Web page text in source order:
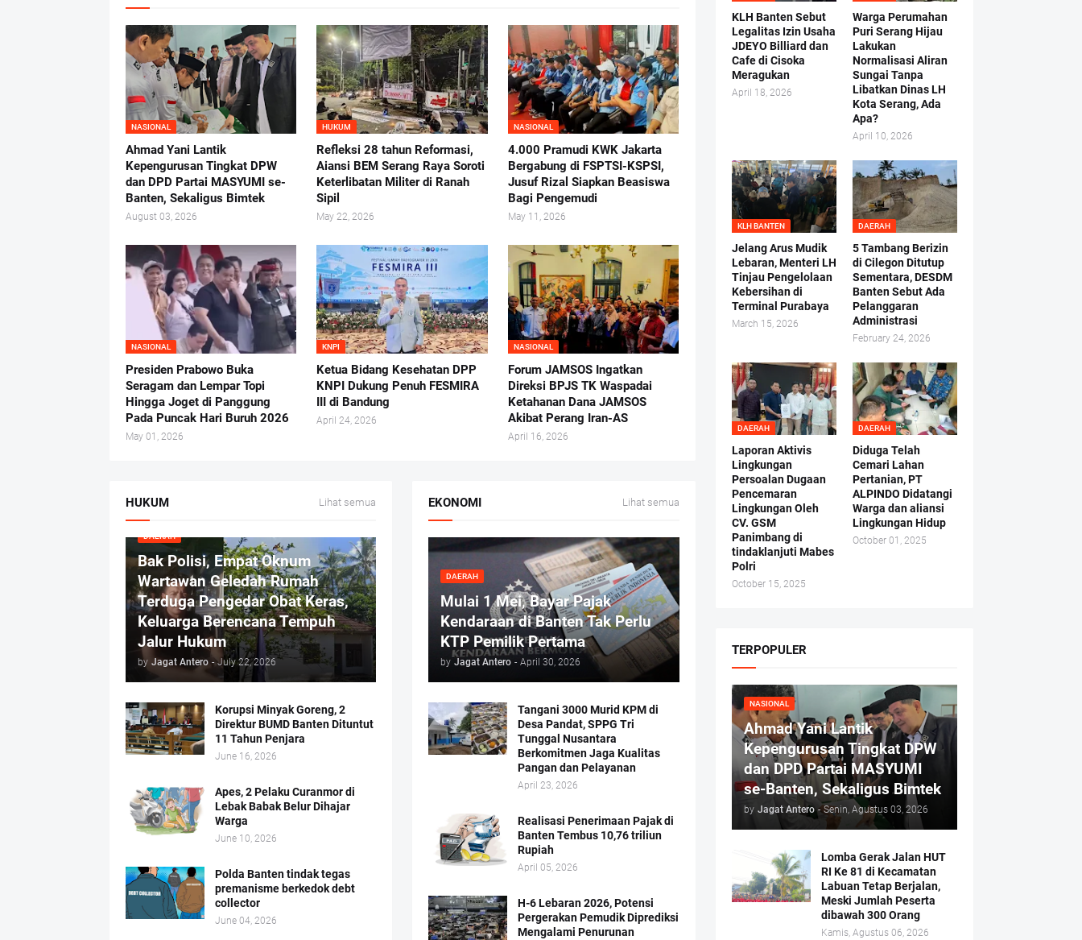
NASIONAL
Ahmad Yani Lantik
Kepengurusan Tingkat DPW
dan DPD Partai MASYUMI se-
Banten, Sekaligus Bimtek
August 03, 2026
HUKUM
Refleksi 28 tahun Reformasi,
Aiansi BEM Serang Raya Soroti
Keterlibatan Militer di Ranah
Sipil
May 22, 2026
NASIONAL
4.000 Pramudi KWK Jakarta
Bergabung di FSPTSI-KSPSI,
Jusuf Rizal Siapkan Beasiswa
Bagi Pengemudi
May 11, 2026
NASIONAL
Presiden Prabowo Buka
Seragam dan Lempar Topi
Hingga Joget di Panggung
Pada Puncak Hari Buruh 2026
May 01, 2026
KNPI
Ketua Bidang Kesehatan DPP
KNPI Dukung Penuh FESMIRA
III di Bandung
April 24, 2026
NASIONAL
Forum JAMSOS Ingatkan
Direksi BPJS TK Waspadai
Ketahanan Dana JAMSOS
Akibat Perang Iran-AS
April 16, 2026
HUKUM Lihat semua
DAERAH
Bak Polisi, Empat Oknum
Wartawan Geledah Rumah
Terduga Pengedar Obat Keras,
Keluarga Berencana Tempuh
Jalur Hukum
by Jagat Antero - July 22, 2026
Korupsi Minyak Goreng, 2
Direktur BUMD Banten Dituntut
11 Tahun Penjara
June 16, 2026
Apes, 2 Pelaku Curanmor di
Lebak Babak Belur Dihajar
Warga
June 10, 2026
Polda Banten tindak tegas
premanisme berkedok debt
collector
June 04, 2026
EKONOMI Lihat semua
DAERAH
Mulai 1 Mei, Bayar Pajak
Kendaraan di Banten Tak Perlu
KTP Pemilik Pertama
by Jagat Antero - April 30, 2026
Tangani 3000 Murid KPM di
Desa Pandat, SPPG Tri
Tunggal Nusantara
Berkomitmen Jaga Kualitas
Pangan dan Pelayanan
April 23, 2026
Realisasi Penerimaan Pajak di
Banten Tembus 10,76 triliun
Rupiah
April 05, 2026
H-6 Lebaran 2026, Potensi
Pergerakan Pemudik Diprediksi
Mengalami Penurunan
KLH Banten Sebut
Legalitas Izin Usaha
JDEYO Billiard dan
Cafe di Cisoka
Meragukan
April 18, 2026
Warga Perumahan
Puri Serang Hijau
Lakukan
Normalisasi Aliran
Sungai Tanpa
Libatkan Dinas LH
Kota Serang, Ada
Apa?
April 10, 2026
KLH BANTEN
Jelang Arus Mudik
Lebaran, Menteri LH
Tinjau Pengelolaan
Kebersihan di
Terminal Purabaya
March 15, 2026
DAERAH
5 Tambang Berizin
di Cilegon Ditutup
Sementara, DESDM
Banten Sebut Ada
Pelanggaran
Administrasi
February 24, 2026
DAERAH
Laporan Aktivis
Lingkungan
Persoalan Dugaan
Pencemaran
Lingkungan Oleh
CV. GSM
Panimbang di
tindaklanjuti Mabes
Polri
October 15, 2025
DAERAH
Diduga Telah
Cemari Lahan
Pertanian, PT
ALPINDO Didatangi
Warga dan aliansi
Lingkungan Hidup
October 01, 2025
TERPOPULER
NASIONAL
Ahmad Yani Lantik
Kepengurusan Tingkat DPW
dan DPD Partai MASYUMI
se-Banten, Sekaligus Bimtek
by Jagat Antero - Senin, Agustus 03, 2026
Lomba Gerak Jalan HUT
RI Ke 81 di Kecamatan
Labuan Tetap Berjalan,
Meski Jumlah Peserta
dibawah 300 Orang
Kamis, Agustus 06, 2026